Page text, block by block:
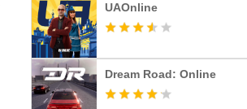
UAOnline
Dream Road: Online